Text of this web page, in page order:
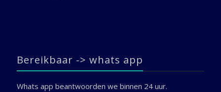
Bereikbaar -> whats app
Whats app beantwoorden we binnen 24 uur.